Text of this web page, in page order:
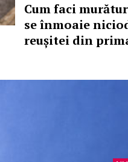
Cum faci
se înmoaie
reușitei din